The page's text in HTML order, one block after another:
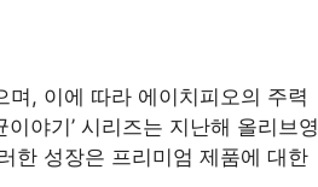
, 이에 따라 에이치피오의 주력
야기’ 시리즈는 지난해 올리브영
한 성장은 프리미엄 제품에 대한